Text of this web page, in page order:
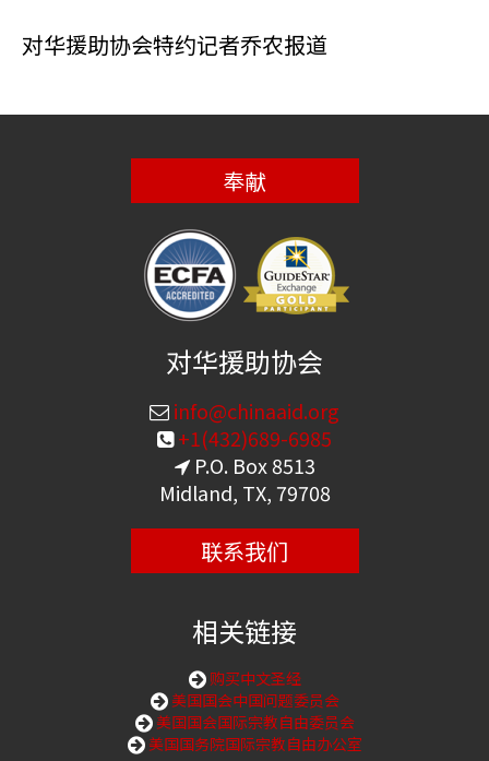
对华援助协会特约记者乔农报道
奉献
对华援助协会
info@chinaaid.org
+1(432)689-6985
P.O. Box 8513
Midland, TX, 79708
联系我们
相关链接
购买中文圣经
美国国会中国问题委员会
美国国会国际宗教自由委员会
美国国务院国际宗教自由办公室